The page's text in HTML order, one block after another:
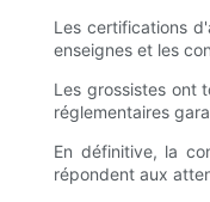
Les certifications
enseignes et les
Les grossistes ont
réglementaires
En définitive, la
répondent aux